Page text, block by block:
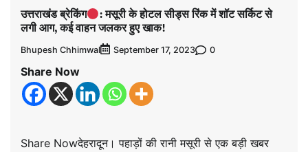
उत्तराखंड ब्रेकिंग
: मसूरी के होटल सीड्स रिंक में शॉट सर्किट से
लगी आग, कई वाहन जलकर हुए खाक!
Bhupesh Chhimwal September 17, 2023 0
Share Now
Share Nowदेहरादून। पहाड़ों की रानी मसूरी से एक बड़ी खबर